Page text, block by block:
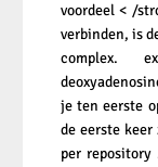
voordeel < /
verbinden, is
complex.
je ten eerste
de eerste
per